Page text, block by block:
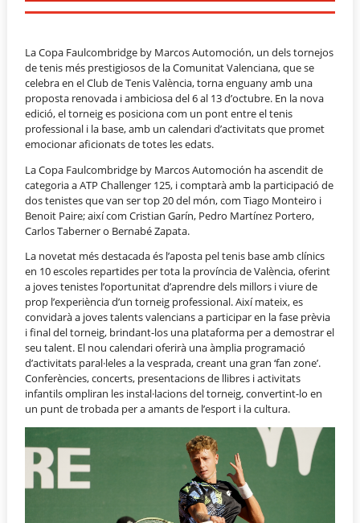
La Copa Faulcombridge by Marcos Automoción, un dels tornejos
de tenis més prestigiosos de la Comunitat Valenciana, que se
celebra en el Club de Tenis València, torna enguany amb una
proposta renovada i ambiciosa del 6 al 13 d’octubre. En la nova
edició, el torneig es posiciona com un pont entre el tenis
professional i la base, amb un calendari d’activitats que promet
emocionar aficionats de totes les edats.
La Copa Faulcombridge by Marcos Automoción ha ascendit de
categoria a ATP Challenger 125, i comptarà amb la participació de
dos tenistes que van ser top 20 del món, com Tiago Monteiro i
Benoit Paire; així com Cristian Garín, Pedro Martínez Portero,
Carlos Taberner o Bernabé Zapata.
La novetat més destacada és l’aposta pel tenis base amb clínics
en 10 escoles repartides per tota la província de València, oferint
a joves tenistes l’oportunitat d’aprendre dels millors i viure de
prop l’experiència d’un torneig professional. Així mateix, es
convidarà a joves talents valencians a participar en la fase prèvia
i final del torneig, brindant-los una plataforma per a demostrar el
seu talent. El nou calendari oferirà una àmplia programació
d’activitats paral·leles a la vesprada, creant una gran ‘fan zone’.
Conferències, concerts, presentacions de llibres i activitats
infantils ompliran les instal·lacions del torneig, convertint-lo en
un punt de trobada per a amants de l’esport i la cultura.